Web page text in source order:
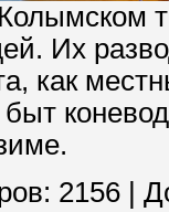
Их
как
2156